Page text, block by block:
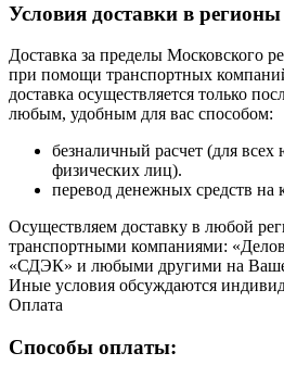
Условия доставки в
Доставка за пределы Московского
при помощи транспортных
доставка осуществляется только
любым, удобным для вас способом:
безналичный расчет (для
физических лиц).
перевод денежных средств на
Осуществляем доставку в любой
транспортными компаниями:
«СДЭК» и любыми другими на Ваше
Иные условия обсуждаются
Оплата
Способы оплаты: